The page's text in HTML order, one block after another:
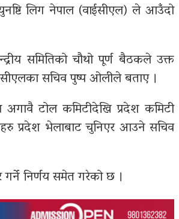
लिग नेपाल (वाईसीएल) ले आउँदो
समितिको चौथो पूर्ण बैठकले उक्त
सचिव पुष्प ओलीले बताए ।
अगावै टोल कमिटीदेखि प्रदेश कमिटी
प्रदेश भेलाबाट चुनिएर आउने सचिव
निर्णय समेत गरेको छ ।